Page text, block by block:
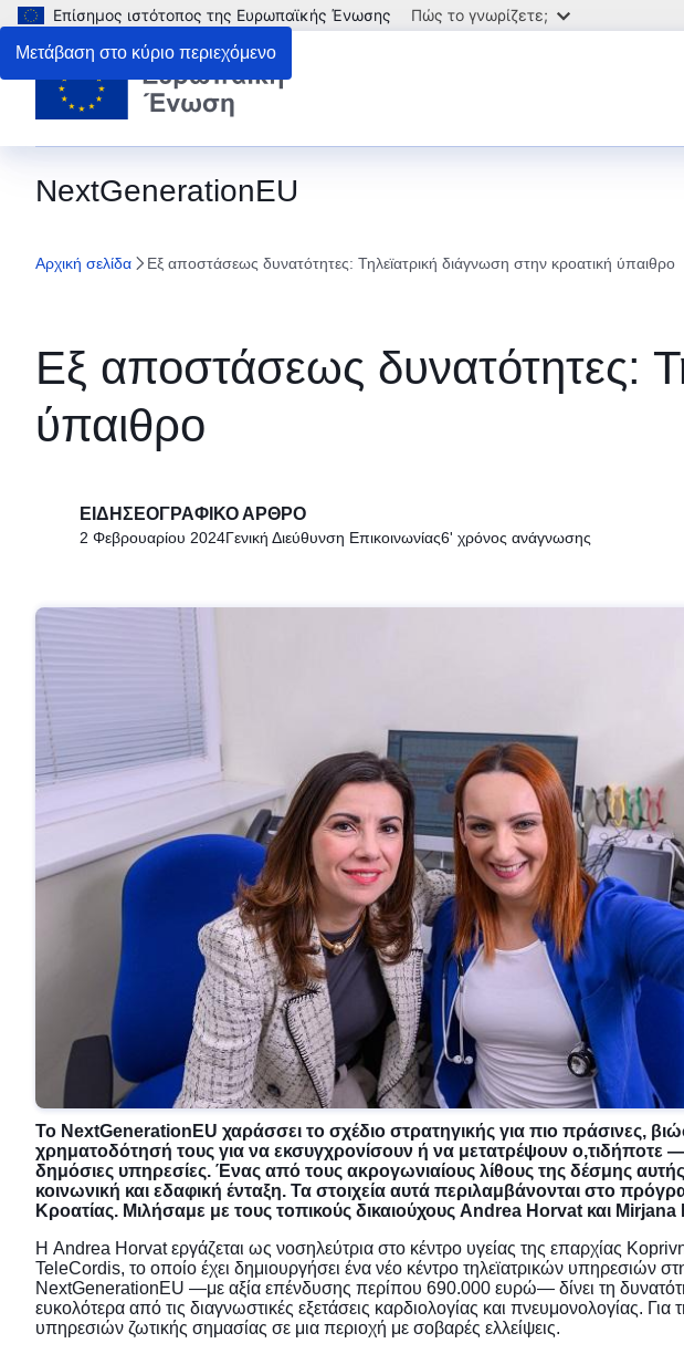
Μετάβαση στο κύριο περιεχόμενο
Επίσημος ιστότοπος της Ευρωπαϊκής Ένωσης Πώς το γνωρίζετε;
NextGenerationEU
Αρχική σελίδα Εξ αποστάσεως δυνατότητες: Τηλεϊατρική διάγνωση στην κροατική ύπαιθρο
Εξ αποστάσεως δυνατότητες:
ύπαιθρο
ΕΙΔΗΣΕΟΓΡΑΦΙΚΌ ΆΡΘΡΟ
2 Φεβρουαρίου 2024Γενική Διεύθυνση Επικοινωνίας6' χρόνος ανάγνωσης
Το NextGenerationEU χαράσσει το σχέδιο στρατηγικής για πιο πράσινες,
χρηματοδότησή τους για να εκσυγχρονίσουν ή να μετατρέψουν ο,τιδήποτε
δημόσιες υπηρεσίες. Ένας από τους ακρογωνιαίους λίθους της δέσμης αυτής
κοινωνική και εδαφική ένταξη. Τα στοιχεία αυτά περιλαμβάνονται στο
Κροατίας. Μιλήσαμε με τους τοπικούς δικαιούχους Andrea Horvat και
Η Andrea Horvat εργάζεται ως νοσηλεύτρια στο κέντρο υγείας της επαρχίας
TeleCordis, το οποίο έχει δημιουργήσει ένα νέο κέντρο τηλεϊατρικών
NextGenerationEU —με αξία επένδυσης περίπου 690.000 ευρώ— δίνει τη
ευκολότερα από τις διαγνωστικές εξετάσεις καρδιολογίας και πνευμονολογίας.
υπηρεσιών ζωτικής σημασίας σε μια περιοχή με σοβαρές ελλείψεις.